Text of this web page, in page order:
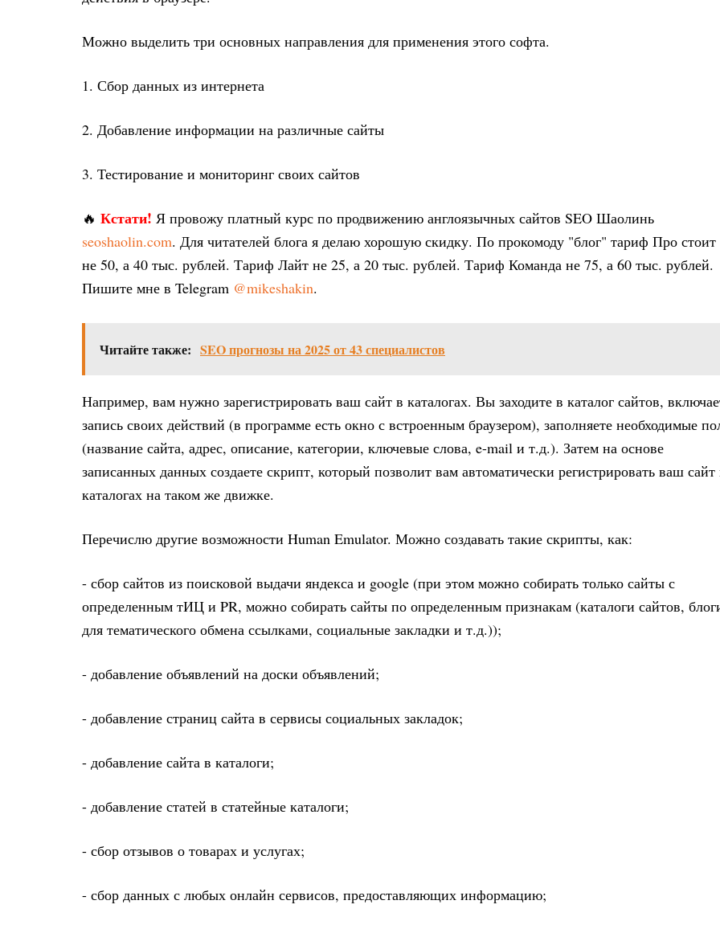
Можно выделить три основных направления для применения этого софта.
1. Сбор данных из интернета
2. Добавление информации на различные сайты
3. Тестирование и мониторинг своих сайтов
🔥 Кстати! Я провожу платный курс по продвижению англоязычных сайтов SEO Шаолинь
seoshaolin.com. Для читателей блога я делаю хорошую скидку. По прокомоду "блог" тариф Про стоит
не 50, а 40 тыс. рублей. Тариф Лайт не 25, а 20 тыс. рублей. Тариф Команда не 75, а 60 тыс. рублей.
Пишите мне в Telegram @mikeshakin.
Читайте также: SEO прогнозы на 2025 от 43 специалистов
Например, вам нужно зарегистрировать ваш сайт в каталогах. Вы заходите в каталог сайтов,
запись своих действий (в программе есть окно с встроенным браузером), заполняете необходимые
(название сайта, адрес, описание, категории, ключевые слова, e-mail и т.д.). Затем на основе
записанных данных создаете скрипт, который позволит вам автоматически регистрировать ваш сайт
каталогах на таком же движке.
Перечислю другие возможности Human Emulator. Можно создавать такие скрипты, как:
- сбор сайтов из поисковой выдачи яндекса и google (при этом можно собирать только сайты с
определенным тИЦ и PR, можно собирать сайты по определенным признакам (каталоги сайтов,
для тематического обмена ссылками, социальные закладки и т.д.));
- добавление объявлений на доски объявлений;
- добавление страниц сайта в сервисы социальных закладок;
- добавление сайта в каталоги;
- добавление статей в статейные каталоги;
- сбор отзывов о товарах и услугах;
- сбор данных с любых онлайн сервисов, предоставляющих информацию;